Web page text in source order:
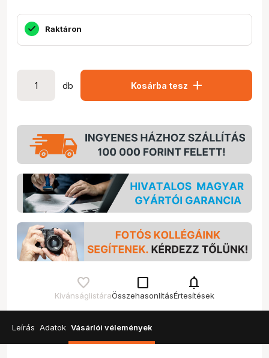
Raktáron
db Kosárba tesz add
Kívánságlistára
check_box_outline_blank
Összehasonlítás
notifications
Értesítések
Leírás Adatok Vásárlói vélemények